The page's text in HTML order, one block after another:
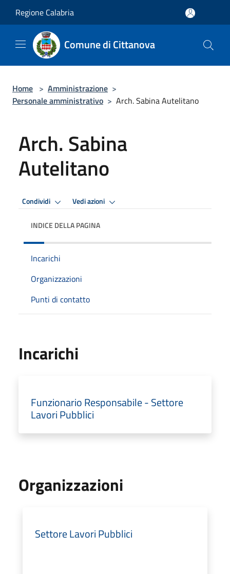
Regione Calabria
Comune di Cittanova
Home > Amministrazione >
Personale amministrativo > Arch. Sabina Autelitano
Arch. Sabina
Autelitano
Condividi Vedi azioni
INDICE DELLA PAGINA
Incarichi
Organizzazioni
Punti di contatto
Incarichi
Funzionario Responsabile - Settore
Lavori Pubblici
Organizzazioni
Settore Lavori Pubblici